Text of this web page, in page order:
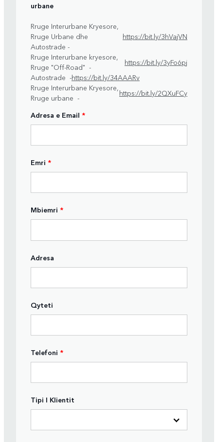
urbane
Rruge Interurbane Kryesore,
Rruge Urbane dhe
Autostrade -
https://bit.ly/3hVajVN
Rruge Interurbane kryesore,
Rruge "Off-Road" -
https://bit.ly/3yFo6pj
Autostrade -https://bit.ly/34AAARv
Rruge Interurbane Kryesore,
Rruge urbane -
https://bit.ly/2QXuFCy
Adresa e Email *
Emri *
Mbiemri *
Adresa
Qyteti
Telefoni *
Tipi I Klientit